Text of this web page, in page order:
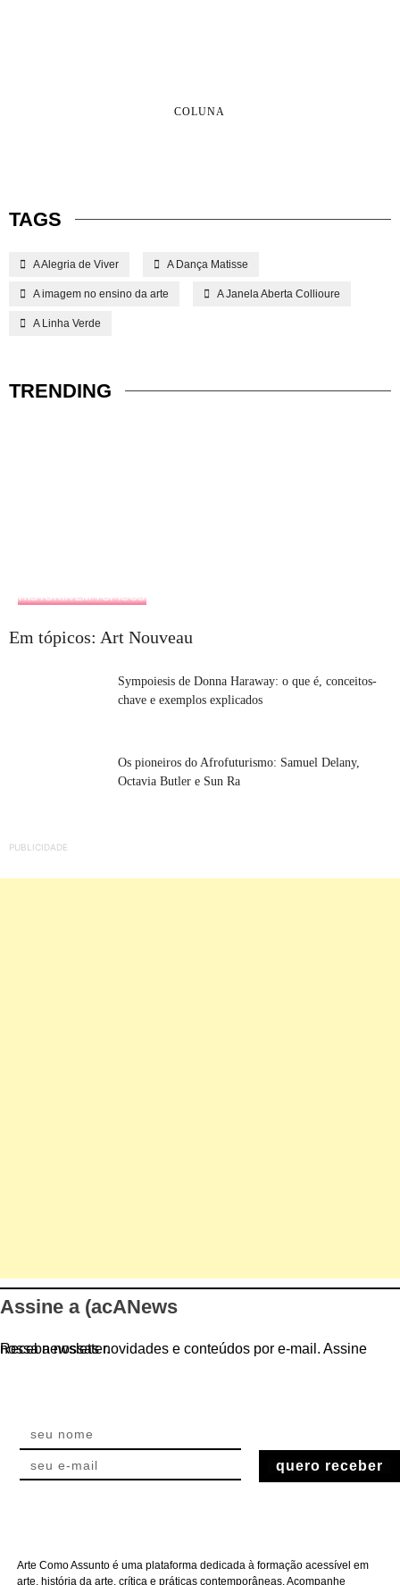
COLUNA
TAGS
A Alegria de Viver A Dança Matisse
A imagem no ensino da arte A Janela Aberta Collioure
A Linha Verde
TRENDING
HISTÓRIA EM TÓPICOS
Em tópicos: Art Nouveau
Sympoiesis de Donna Haraway: o que é, conceitos-
chave e exemplos explicados
Os pioneiros do Afrofuturismo: Samuel Delany,
Octavia Butler e Sun Ra
PUBLICIDADE
Assine a (acANews
Receba nossas novidades e conteúdos por e-mail. Assine nossa newsletter.
quero receber
Arte Como Assunto é uma plataforma dedicada à formação acessível em
arte, história da arte, crítica e práticas contemporâneas. Acompanhe